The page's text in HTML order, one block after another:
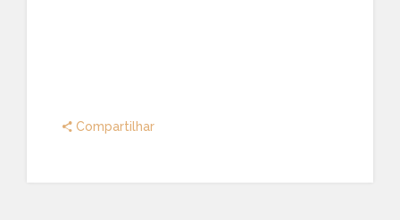
Compartilhar